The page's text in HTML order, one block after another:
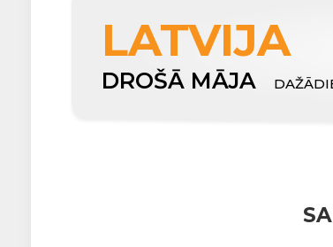
LATVIJA
DROŠĀ MĀJA